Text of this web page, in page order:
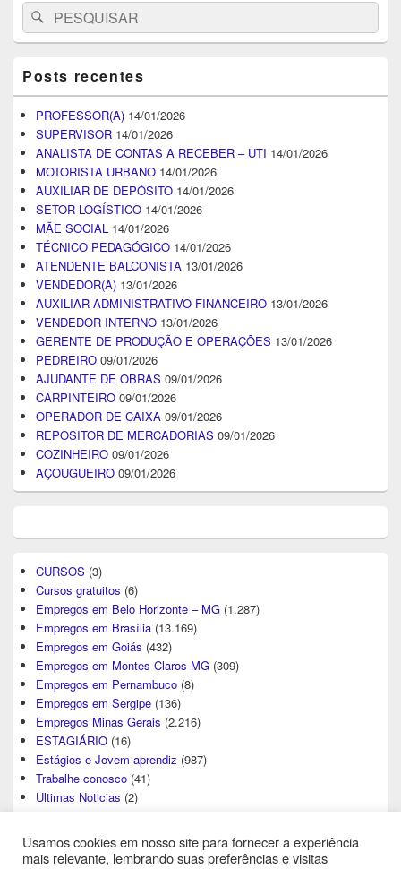
Search
for:
Pesquisar
Posts recentes
PROFESSOR(A) 14/01/2026
SUPERVISOR 14/01/2026
ANALISTA DE CONTAS A RECEBER – UTI 14/01/2026
MOTORISTA URBANO 14/01/2026
AUXILIAR DE DEPÓSITO 14/01/2026
SETOR LOGÍSTICO 14/01/2026
MÃE SOCIAL 14/01/2026
TÉCNICO PEDAGÓGICO 14/01/2026
ATENDENTE BALCONISTA 13/01/2026
VENDEDOR(A) 13/01/2026
AUXILIAR ADMINISTRATIVO FINANCEIRO 13/01/2026
VENDEDOR INTERNO 13/01/2026
GERENTE DE PRODUÇÃO E OPERAÇÕES 13/01/2026
PEDREIRO 09/01/2026
AJUDANTE DE OBRAS 09/01/2026
CARPINTEIRO 09/01/2026
OPERADOR DE CAIXA 09/01/2026
REPOSITOR DE MERCADORIAS 09/01/2026
COZINHEIRO 09/01/2026
AÇOUGUEIRO 09/01/2026
CURSOS (3)
Cursos gratuitos (6)
Empregos em Belo Horizonte – MG (1.287)
Empregos em Brasília (13.169)
Empregos em Goiás (432)
Empregos em Montes Claros-MG (309)
Empregos em Pernambuco (8)
Empregos em Sergipe (136)
Empregos Minas Gerais (2.216)
ESTAGIÁRIO (16)
Estágios e Jovem aprendiz (987)
Trabalhe conosco (41)
Ultimas Noticias (2)
Usamos cookies em nosso site para fornecer a experiência
mais relevante, lembrando suas preferências e visitas